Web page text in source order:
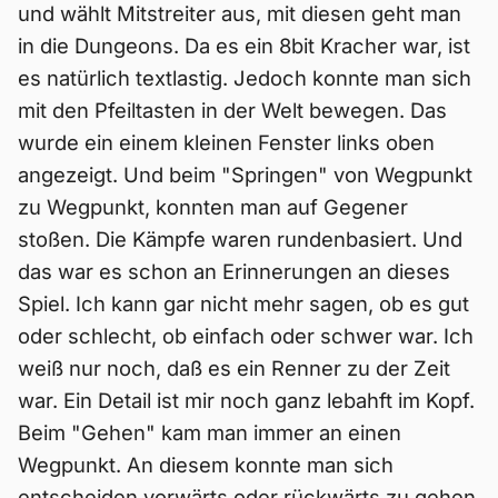
und wählt Mitstreiter aus, mit diesen geht man
in die Dungeons. Da es ein 8bit Kracher war, ist
es natürlich textlastig. Jedoch konnte man sich
mit den Pfeiltasten in der Welt bewegen. Das
wurde ein einem kleinen Fenster links oben
angezeigt. Und beim "Springen" von Wegpunkt
zu Wegpunkt, konnten man auf Gegener
stoßen. Die Kämpfe waren rundenbasiert. Und
das war es schon an Erinnerungen an dieses
Spiel. Ich kann gar nicht mehr sagen, ob es gut
oder schlecht, ob einfach oder schwer war. Ich
weiß nur noch, daß es ein Renner zu der Zeit
war. Ein Detail ist mir noch ganz lebahft im Kopf.
Beim "Gehen" kam man immer an einen
Wegpunkt. An diesem konnte man sich